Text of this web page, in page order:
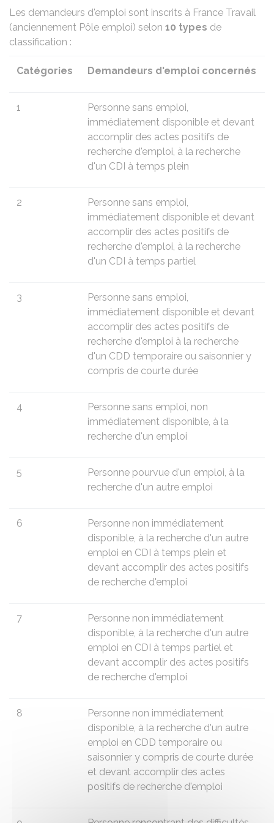
Les demandeurs d'emploi sont inscrits à France Travail
(anciennement Pôle emploi) selon 10 types de
classification :
Catégories Demandeurs d'emploi concernés
1
Personne sans emploi,
immédiatement disponible et devant
accomplir des actes positifs de
recherche d'emploi, à la recherche
d'un CDI à temps plein
2
Personne sans emploi,
immédiatement disponible et devant
accomplir des actes positifs de
recherche d'emploi, à la recherche
d'un CDI à temps partiel
3
Personne sans emploi,
immédiatement disponible et devant
accomplir des actes positifs de
recherche d'emploi à la recherche
d'un CDD temporaire ou saisonnier y
compris de courte durée
4
Personne sans emploi, non
immédiatement disponible, à la
recherche d'un emploi
5
Personne pourvue d'un emploi, à la
recherche d'un autre emploi
6
Personne non immédiatement
disponible, à la recherche d'un autre
emploi en CDI à temps plein et
devant accomplir des actes positifs
de recherche d'emploi
7
Personne non immédiatement
disponible, à la recherche d'un autre
emploi en CDI à temps partiel et
devant accomplir des actes positifs
de recherche d'emploi
8
Personne non immédiatement
disponible, à la recherche d'un autre
emploi en CDD temporaire ou
saisonnier y compris de courte durée
et devant accomplir des actes
positifs de recherche d'emploi